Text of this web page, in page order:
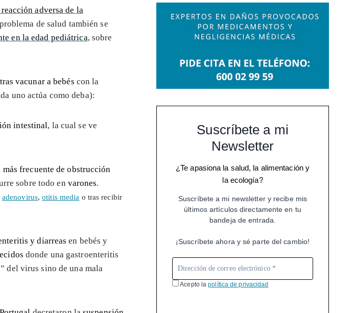
adversa de la
de salud también se
en la edad pediátrica, sobre
vacunar a bebés con la
uno actúa como deba):
intestinal, la cual se ve
más frecuente de obstrucción
sobre todo en varones.
adenovirus,otitis media o tras recibir
y diarreas en bebés y
donde una gastroenteritis
del virus sino de una mala
Suscríbete a mi
Newsletter
¿Te apasiona la salud, la alimentación y
la ecología?
Suscríbete a mi newsletter y recibe mis
últimos artículos directamente en tu
bandeja de entrada.
¡Suscríbete ahora y sé parte del cambio!
Acepto lapolítica de privacidad